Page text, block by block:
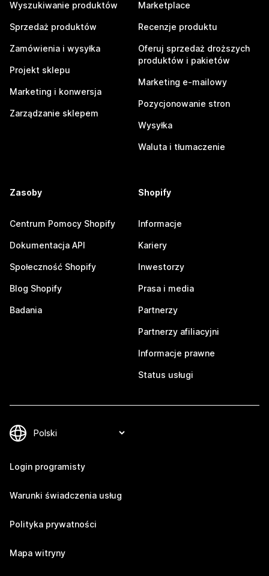
Wyszukiwanie produktów
Sprzedaż produktów
Zamówienia i wysyłka
Projekt sklepu
Marketing i konwersja
Zarządzanie sklepem
Marketplace
Recenzje produktu
Oferuj sprzedaż droższych
produktów i pakietów
Marketing e-mailowy
Pozycjonowanie stron
Wysyłka
Waluta i tłumaczenie
Zasoby
Centrum Pomocy Shopify
Dokumentacja API
Społeczność Shopify
Blog Shopify
Badania
Shopify
Informacje
Kariery
Inwestorzy
Prasa i media
Partnerzy
Partnerzy afiliacyjni
Informacje prawne
Status usługi
Login programisty
Warunki świadczenia usług
Polityka prywatności
Mapa witryny